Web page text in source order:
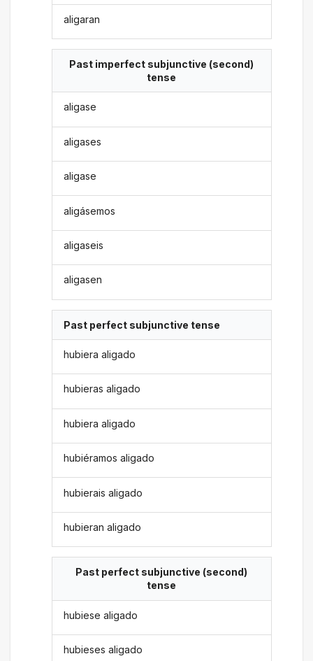
aligaran
Past imperfect subjunctive (second)
tense
aligase
aligases
aligase
aligásemos
aligaseis
aligasen
Past perfect subjunctive tense
hubiera aligado
hubieras aligado
hubiera aligado
hubiéramos aligado
hubierais aligado
hubieran aligado
Past perfect subjunctive (second)
tense
hubiese aligado
hubieses aligado